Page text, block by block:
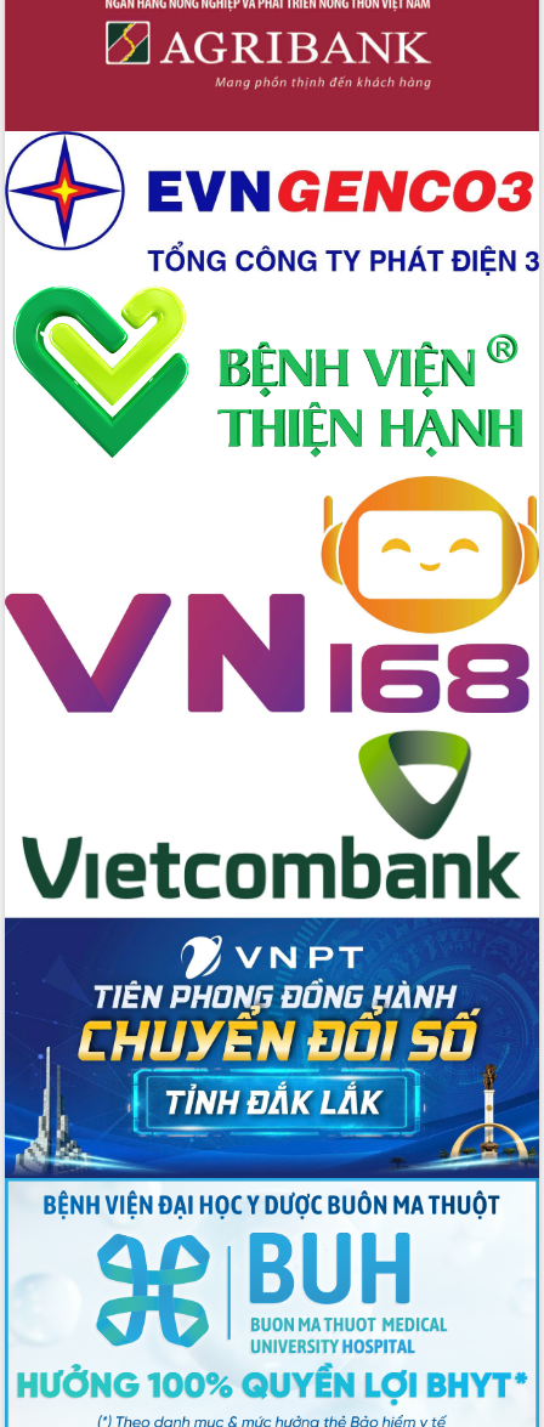
Triển khai đồng bộ đo đạc, lập hồ sơ
địa chính, hoàn thiện cơ sở dữ liệu đất
Ứng dụng sinh trắc học - Bước tiến
Lắk
Đắk Lắk nâng cao hiệu quả công tác
Đảng từ Sổ tay đảng viên điện tử
Đắk Lắk đẩy mạnh nuôi biển công
nghệ, hướng tới phát triển thủy sản
Tập huấn nâng cao năng lực triển khai
chuyển đổi số cho cán bộ, công chức
cấp xã
Đắk Lắk phát động hưởng ứng Ngày
Quyền của người tiêu dùng Việt Nam
Đẩy mạnh cải cách hành chính, quyết
Phó Bí thư Tỉnh ủy Đắk Lắk Đỗ Hữu
Huy giữ chức Bí thư Đảng ủy Ủy Ban
Nhân dân tỉnh
Bệnh án điện tử thúc đẩy chuyển đổi
số y tế tại Đắk Lắk
Chương trình “Gặp gỡ hữu nghị –
Friendship Meeting New Year 2026”
Bầu cử Quốc hội và HĐND: Cử tri Đắk
Lắk gửi gắm niềm tin, kỳ vọng vào lá
Đắk Lắk sẵn sàng các điều kiện cho
Ngày hội bầu cử đại biểu Quốc hội
khóa XVI và HĐND các cấp nhiệm kỳ
2026-2031
Đảm bảo cuộc bầu cử đại biểu Quốc
hội và đại biểu HĐND các cấp diễn ra
an toàn, hiệu quả, đúng quy định
Thủ tướng Chính phủ Phạm Minh Chính
kiểm tra, chỉ đạo hoàn thành các dự
án cao tốc và thăm khu tái định cư tại
Sôi nổi Hội đua ngựa truyền thống Gò
Thì Thùng mừng Xuân Bính Ngọ 2026
Lãnh đạo tỉnh dâng hương tưởng niệm
tại Đập Đồng Cam đầu Xuân Bính Ngọ
Ngành nông nghiệp phấn đấu tăng
trưởng đạt 5,86% trong năm 2026
UBND tỉnh Đắk Lắk triển khai công tác